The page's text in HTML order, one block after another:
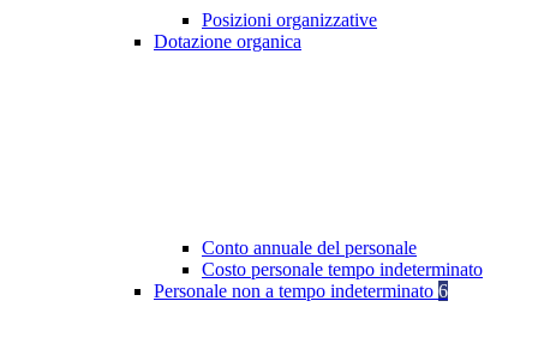
Posizioni organizzative
Dotazione organica
Conto annuale del personale
Costo personale tempo indeterminato
Personale non a tempo indeterminato 6